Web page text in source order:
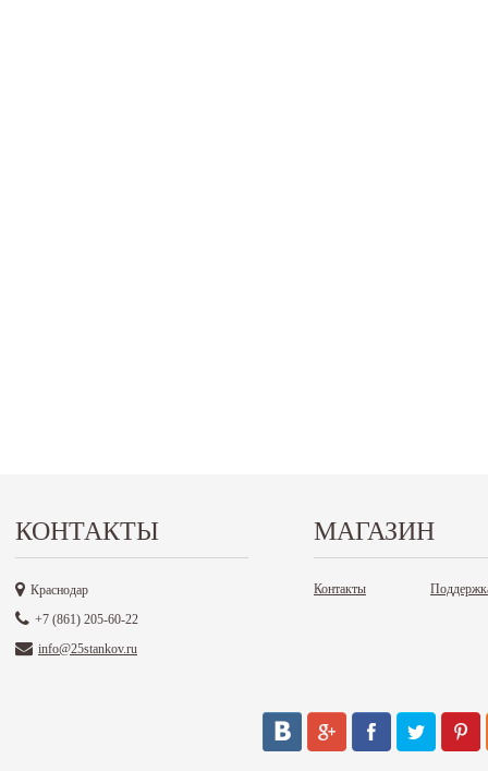
КОНТАКТЫ
Краснодар
+7 (861) 205-60-22
info@25stankov.ru
МАГАЗИН
Контакты